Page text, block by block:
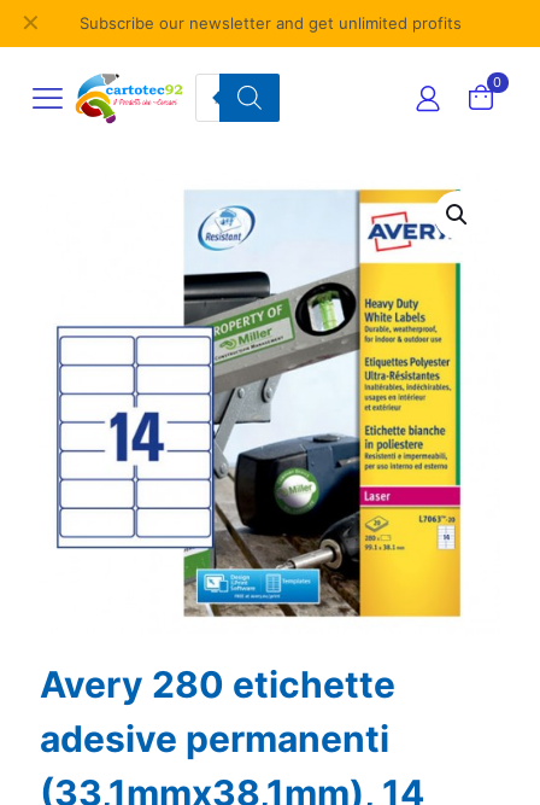
Subscribe our newsletter and get unlimited profits
✕
Products
search
0
Avery 280 etichette
adesive permanenti
(33,1mmx38,1mm), 14